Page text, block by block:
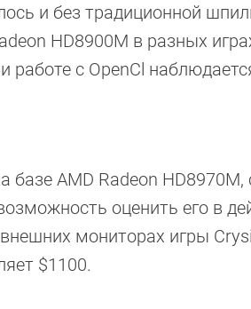
и без традиционной
HD8900M в разных
работе с OpenCl
AMD Radeon HD8970M,
оценить его в
мониторах игры
$1100.